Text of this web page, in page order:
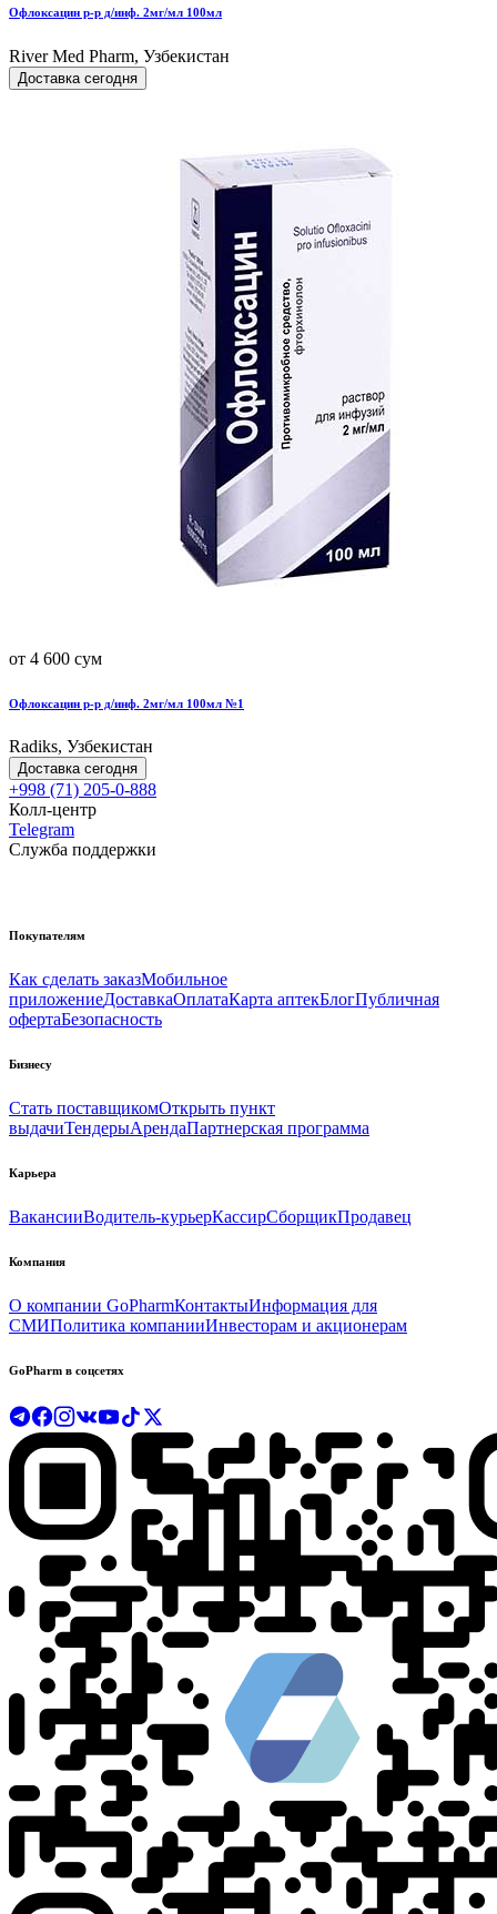
Офлоксацин р-р д/инф. 2мг/мл 100мл
River Med Pharm, Узбекистан
Доставка сегодня
от 4 600 сум
Офлоксацин р-р д/инф. 2мг/мл 100мл №1
Radiks, Узбекистан
Доставка сегодня
+998 (71) 205-0-888
Колл-центр
Telegram
Служба поддержки
Покупателям
Как сделать заказМобильное
приложениеДоставкаОплатаКарта аптекБлогПубличная
офертаБезопасность
Бизнесу
Стать поставщикомОткрыть пункт
выдачиТендерыАрендаПартнерская программа
Карьера
ВакансииВодитель-курьерКассирСборщикПродавец
Компания
О компании GoPharmКонтактыИнформация для
СМИПолитика компанииИнвесторам и акционерам
GoPharm в соцсетях